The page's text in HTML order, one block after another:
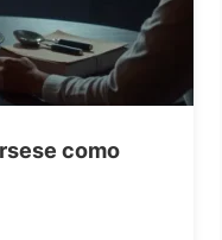
como